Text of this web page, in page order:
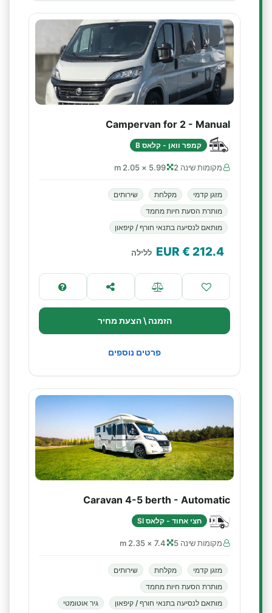
Campervan for 2 - Manual
קמפר וואן - קלאס B
מקומות שינה 2 5.99 × 2.05 m
מזגן קדמי מקלחת
שירותים
מותרת הסעת חיות מחמד
מותאם לנסיעה בתנאי חורף / קיפאון
212.4
€ EUR ללילה
הזמנה \ הצעת מחיר
פרטים נוספים
Caravan 4-5 berth - Automatic
חצי אחוד - קלאס SI
מקומות שינה 5 7.4 × 2.35 m
מזגן קדמי מקלחת
שירותים
מותרת הסעת חיות מחמד
מותאם לנסיעה בתנאי חורף / קיפאון
גיר אוטומטי